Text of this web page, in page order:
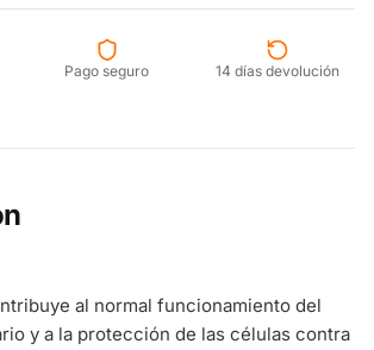
Pago seguro 14 días devolución
al normal funcionamiento del
y a la protección de las células contra